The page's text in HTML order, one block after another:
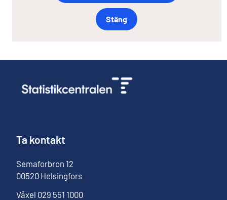
Stäng
Ta kontakt
Semaforbron 12
00520 Helsingfors
Växel 029 551 1000